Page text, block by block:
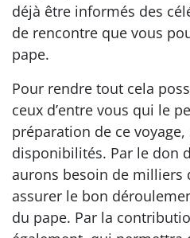
déjà être informés des
de rencontre que vous
pape.
Pour rendre tout cela
ceux d’entre vous qui le
préparation de ce
disponibilités. Par le don
aurons besoin de milliers
assurer le bon
du pape. Par la